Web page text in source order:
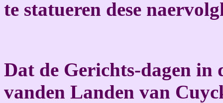
te statueren dese
Dat de Gerichts-dagen in
vanden Landen van